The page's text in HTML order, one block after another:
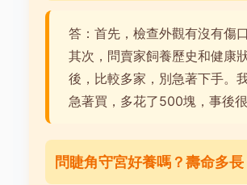
答：首先，檢查外觀有沒有傷口
其次，問賣家飼養歷史和健康
後，比較多家，別急著下手。
急著買，多花了500塊，事後很
問睫角守宮好養嗎？壽命多長